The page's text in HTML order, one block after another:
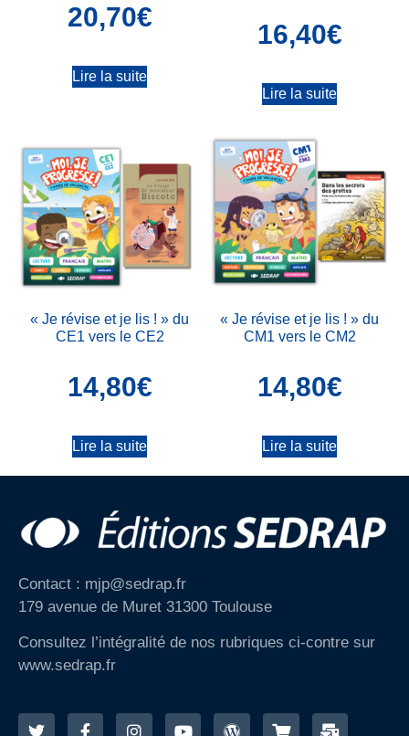
20,70€
Lire la suite
16,40€
Lire la suite
« Je révise et je lis ! » du
CE1 vers le CE2
14,80€
Lire la suite
« Je révise et je lis ! » du
CM1 vers le CM2
14,80€
Lire la suite
Contact : mjp@sedrap.fr
179 avenue de Muret 31300 Toulouse
Consultez l’intégralité de nos rubriques ci-contre sur
www.sedrap.fr